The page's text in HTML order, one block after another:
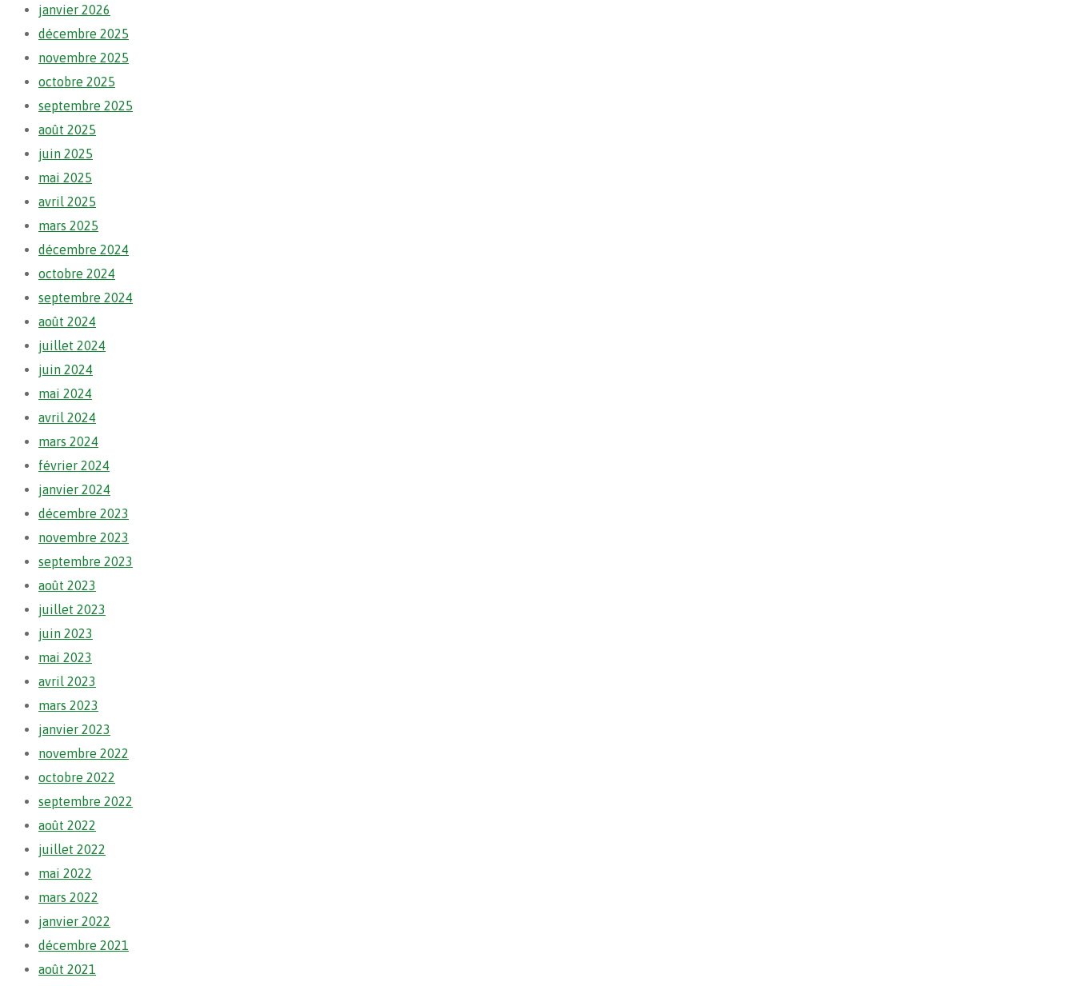
janvier 2026
décembre 2025
novembre 2025
octobre 2025
septembre 2025
août 2025
juin 2025
mai 2025
avril 2025
mars 2025
décembre 2024
octobre 2024
septembre 2024
août 2024
juillet 2024
juin 2024
mai 2024
avril 2024
mars 2024
février 2024
janvier 2024
décembre 2023
novembre 2023
septembre 2023
août 2023
juillet 2023
juin 2023
mai 2023
avril 2023
mars 2023
janvier 2023
novembre 2022
octobre 2022
septembre 2022
août 2022
juillet 2022
mai 2022
mars 2022
janvier 2022
décembre 2021
août 2021